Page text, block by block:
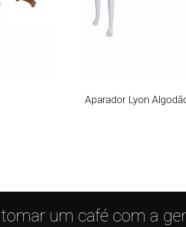
Aparador Lyon
um café com a